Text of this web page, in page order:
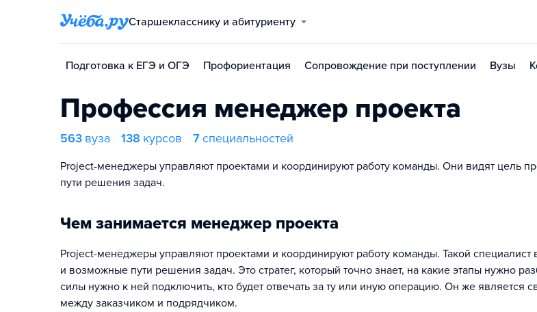
Старшекласснику и абитуриенту
Подготовка к ЕГЭ и ОГЭ Профориентация Сопровождение при поступлении Вузы
Профессия менеджер проекта
563 вуза 138 курсов 7специальностей
Project-менеджеры управляют проектами и координируют работу команды. Они видят цель
пути решения задач.
Чем занимается менеджер проекта
Project-менеджеры управляют проектами и координируют работу команды. Такой специалист
и возможные пути решения задач. Это стратег, который точно знает, на какие этапы нужно
силы нужно к ней подключить, кто будет отвечать за ту или иную операцию. Он же является
между заказчиком и подрядчиком.